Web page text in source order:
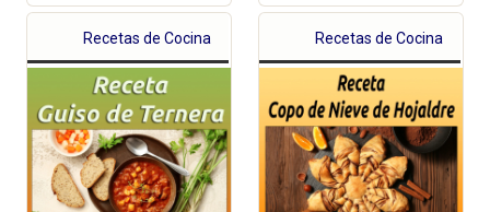
Recetas de Cocina Recetas de Cocina